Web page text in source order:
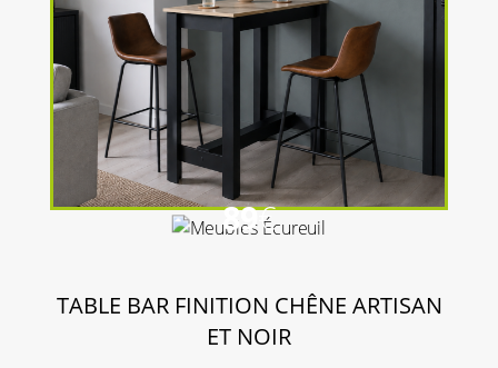
89€
TABLE BAR FINITION CHÊNE ARTISAN
ET NOIR